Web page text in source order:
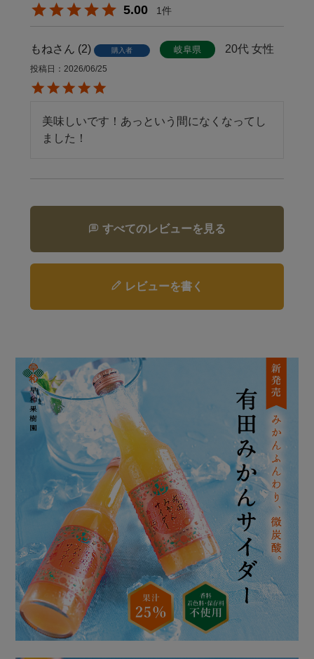
5.00 1
もね 2 購入者 岐阜県 20代 女性
投稿日 2026/06/25
美味しいです！あっという間になくなってし
ました！
すべてのレビューを見る
レビューを書く